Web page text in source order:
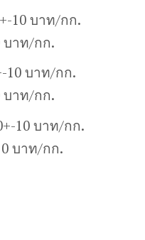
10 บาท/กก.
บาท/กก.
10 บาท/กก.
บาท/กก.
10 บาท/กก.
บาท/กก.